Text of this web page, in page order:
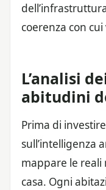
coerenza con
L’analisi
abitudini
Prima di
sull’intelligenza
mappare le reali
casa. Ogni